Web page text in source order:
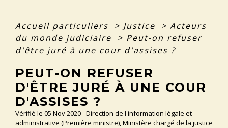
Accueil particuliers > Justice > Acteurs
du monde judiciaire
> Peut-on refuser
d'être juré à une cour d'assises ?
PEUT-ON REFUSER
D'ÊTRE JURÉ À UNE COUR
D'ASSISES ?
Vérifié le 05 Nov 2020 - Direction de l'information légale et
administrative (Première ministre), Ministère chargé de la justice